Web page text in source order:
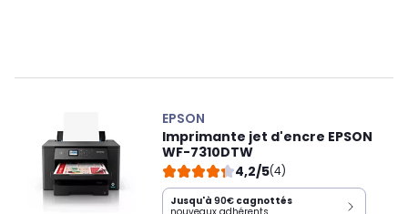
EPSON
Imprimante jet d'encre EPSON
WF-7310DTW
4,2/5(4)
Jusqu'à 90€ cagnottés